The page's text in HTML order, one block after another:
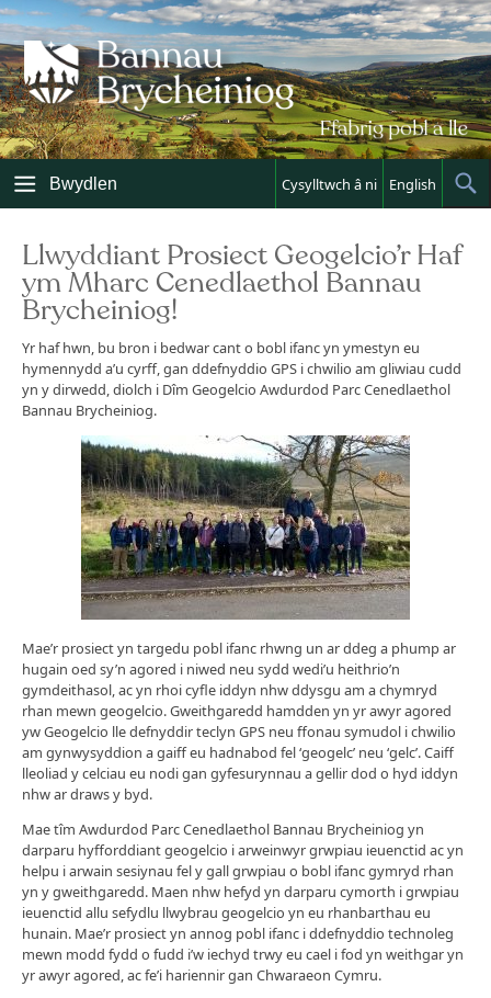
Skip
to
content
Bwydlen Cysylltwch â ni English
Llwyddiant Prosiect Geogelcio’r Haf
ym Mharc Cenedlaethol Bannau
Brycheiniog!
Yr haf hwn, bu bron i bedwar cant o bobl ifanc yn ymestyn eu
hymennydd a’u cyrff, gan ddefnyddio GPS i chwilio am gliwiau cudd
yn y dirwedd, diolch i Dîm Geogelcio Awdurdod Parc Cenedlaethol
Bannau Brycheiniog.
Mae’r prosiect yn targedu pobl ifanc rhwng un ar ddeg a phump ar
hugain oed sy’n agored i niwed neu sydd wedi’u heithrio’n
gymdeithasol, ac yn rhoi cyfle iddyn nhw ddysgu am a chymryd
rhan mewn geogelcio. Gweithgaredd hamdden yn yr awyr agored
yw Geogelcio lle defnyddir teclyn GPS neu ffonau symudol i chwilio
am gynwysyddion a gaiff eu hadnabod fel ‘geogelc’ neu ‘gelc’. Caiff
lleoliad y celciau eu nodi gan gyfesurynnau a gellir dod o hyd iddyn
nhw ar draws y byd.
Mae tîm Awdurdod Parc Cenedlaethol Bannau Brycheiniog yn
darparu hyfforddiant geogelcio i arweinwyr grwpiau ieuenctid ac yn
helpu i arwain sesiynau fel y gall grwpiau o bobl ifanc gymryd rhan
yn y gweithgaredd. Maen nhw hefyd yn darparu cymorth i grwpiau
ieuenctid allu sefydlu llwybrau geogelcio yn eu rhanbarthau eu
hunain. Mae’r prosiect yn annog pobl ifanc i ddefnyddio technoleg
mewn modd fydd o fudd i’w iechyd trwy eu cael i fod yn weithgar yn
yr awyr agored, ac fe’i hariennir gan Chwaraeon Cymru.